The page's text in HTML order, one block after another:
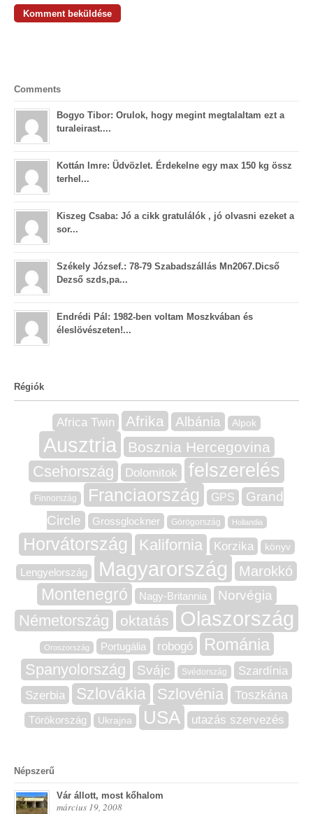
Comments
Bogyo Tibor: Orulok, hogy megint megtalaltam ezt a
turaleirast....
Kottán Imre: Üdvözlet. Érdekelne egy max 150 kg össz
terhel...
Kiszeg Csaba: Jó a cikk gratulálók , jó olvasni ezeket a
sor...
Székely József.: 78-79 Szabadszállás Mn2067.Dicső
Dezső szds,pa...
Endrédi Pál: 1982-ben voltam Moszkvában és
éleslövészeten!...
Régiók
Africa Twin Afrika Albánia Alpok
Ausztria Bosznia Hercegovina
Csehország Dolomitok felszerelés
Finnország Franciaország GPS
Grand
Circle
Grossglockner Görögország Hollandia
Horvátország Kalifornia Korzika könyv
Lengyelország Magyarország Marokkó
Montenegró Nagy-Britannia Norvégia
Németország oktatás Olaszország
Oroszország Portugália robogó Románia
Spanyolország Svájc Svédország
Szardínia
Szerbia
Szlovákia Szlovénia Toszkána
Törökország Ukrajna USA utazás szervezés
Népszerű
Vár állott, most kőhalom
március 19, 2008